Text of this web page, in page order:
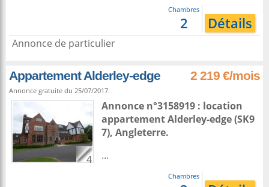
Chambres
2 Détails
Annonce de particulier
Appartement Alderley-edge 2 219 €/mois
Annonce gratuite du 25/07/2017.
4
Annonce n°3158919 : location
appartementAlderley-edge(SK9
7), Angleterre.
...
Chambres